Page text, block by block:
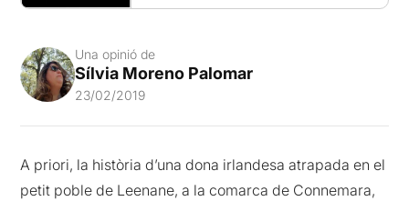
Una opinió de
Sílvia Moreno Palomar
23/02/2019
A priori, la història d’una dona irlandesa atrapada en el
petit poble de Leenane, a la comarca de Connemara,